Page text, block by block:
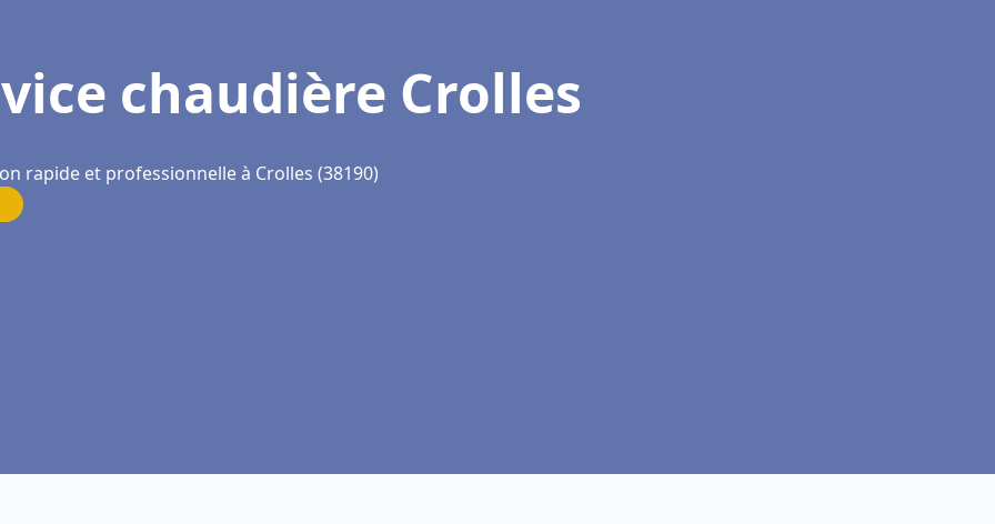
chaudière Crolles
rapide et professionnelle à Crolles (38190)